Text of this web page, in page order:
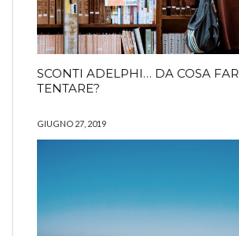
SCONTI ADELPHI… DA COSA
TENTARE?
GIUGNO 27, 2019